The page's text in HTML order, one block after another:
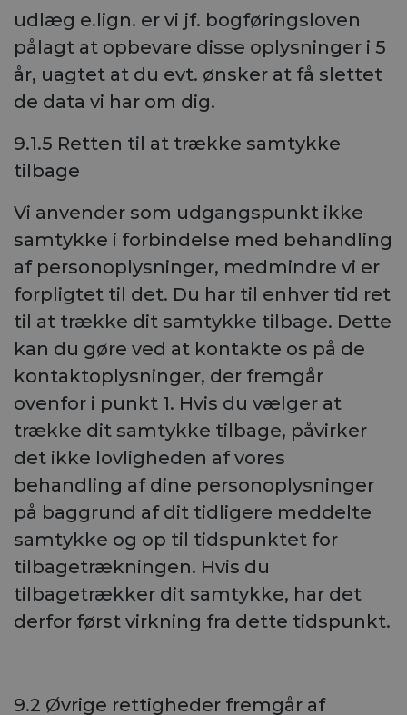
udlæg e.lign. er vi jf. bogføringsloven
pålagt at opbevare disse oplysninger i 5
år, uagtet at du evt. ønsker at få slettet
de data vi har om dig.
9.1.5 Retten til at trække samtykke
tilbage
Vi anvender som udgangspunkt ikke
samtykke i forbindelse med behandling
af personoplysninger, medmindre vi er
forpligtet til det. Du har til enhver tid ret
til at trække dit samtykke tilbage. Dette
kan du gøre ved at kontakte os på de
kontaktoplysninger, der fremgår
ovenfor i punkt 1. Hvis du vælger at
trække dit samtykke tilbage, påvirker
det ikke lovligheden af vores
behandling af dine personoplysninger
på baggrund af dit tidligere meddelte
samtykke og op til tidspunktet for
tilbagetrækningen. Hvis du
tilbagetrækker dit samtykke, har det
derfor først virkning fra dette tidspunkt.
9.2 Øvrige rettigheder fremgår af